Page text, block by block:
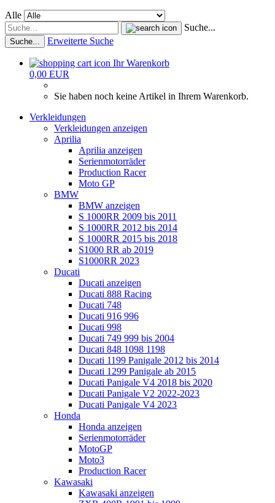
Alle
Suche...
Suche... Erweiterte Suche
Ihr Warenkorb
0,00 EUR
Sie haben noch keine Artikel in Ihrem Warenkorb.
Verkleidungen
Verkleidungen anzeigen
Aprilia
Aprilia anzeigen
Serienmotorräder
Production Racer
Moto GP
BMW
BMW anzeigen
S 1000RR 2009 bis 2011
S 1000RR 2012 bis 2014
S 1000RR 2015 bis 2018
S1000 RR ab 2019
S1000RR 2023
Ducati
Ducati anzeigen
Ducati 888 Racing
Ducati 748
Ducati 916 996
Ducati 998
Ducati 749 999 bis 2004
Ducati 848 1098 1198
Ducati 1199 Panigale 2012 bis 2014
Ducati 1299 Panigale ab 2015
Ducati Panigale V4 2018 bis 2020
Ducati Panigale V2 2022-2023
Ducati Panigale V4 2023
Honda
Honda anzeigen
Serienmotorräder
MotoGP
Moto3
Production Racer
Kawasaki
Kawasaki anzeigen